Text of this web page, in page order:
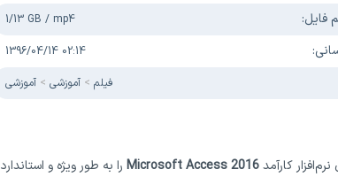
فایل: 1/13 GB / mp4
1396/04/14 02:14
فیلم آموزشی آموزشی
کارآمدMicrosoft Access 2016 را به طور ویژه و استاندارد